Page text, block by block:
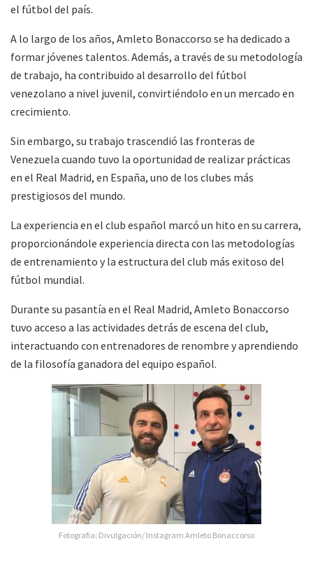
el fútbol del país.
A lo largo de los años, Amleto Bonaccorso se ha dedicado a
formar jóvenes talentos. Además, a través de su metodología
de trabajo, ha contribuido al desarrollo del fútbol
venezolano a nivel juvenil, convirtiéndolo en un mercado en
crecimiento.
Sin embargo, su trabajo trascendió las fronteras de
Venezuela cuando tuvo la oportunidad de realizar prácticas
en el Real Madrid, en España, uno de los clubes más
prestigiosos del mundo.
La experiencia en el club español marcó un hito en su carrera,
proporcionándole experiencia directa con las metodologías
de entrenamiento y la estructura del club más exitoso del
fútbol mundial.
Durante su pasantía en el Real Madrid, Amleto Bonaccorso
tuvo acceso a las actividades detrás de escena del club,
interactuando con entrenadores de renombre y aprendiendo
de la filosofía ganadora del equipo español.
Fotografia: Divulgación/ Instagram Amleto Bonaccorso